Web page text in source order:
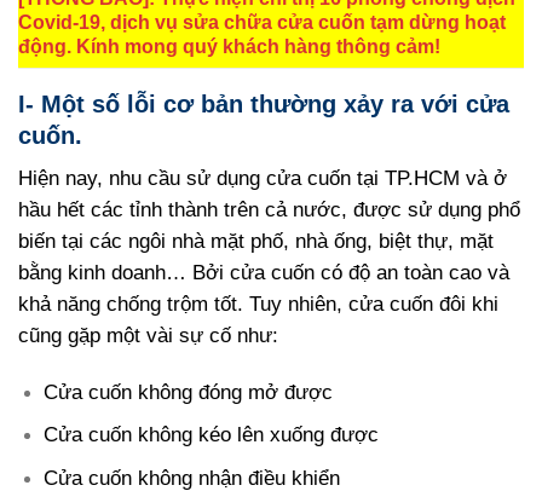
Covid-19, dịch vụ sửa chữa cửa cuốn tạm dừng hoạt
động. Kính mong quý khách hàng thông cảm!
I- Một số lỗi cơ bản thường xảy ra với cửa
cuốn.
Hiện nay, nhu cầu sử dụng cửa cuốn tại TP.HCM và ở
hầu hết các tỉnh thành trên cả nước, được sử dụng phổ
biến tại các ngôi nhà mặt phố, nhà ống, biệt thự, mặt
bằng kinh doanh… Bởi cửa cuốn có độ an toàn cao và
khả năng chống trộm tốt. Tuy nhiên, cửa cuốn đôi khi
cũng gặp một vài sự cố như:
Cửa cuốn không đóng mở được
Cửa cuốn không kéo lên xuống được
Cửa cuốn không nhận điều khiển